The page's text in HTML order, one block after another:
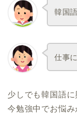
韓国
仕事
少しでも韓国語
今勉強中でお悩